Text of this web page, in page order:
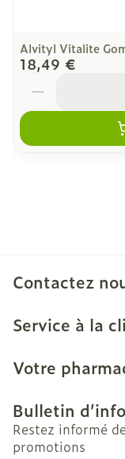
Alvityl Vitalite
18,49 €
Contactez
Service à la
Votre
Bulletin
Restez informé
promotions